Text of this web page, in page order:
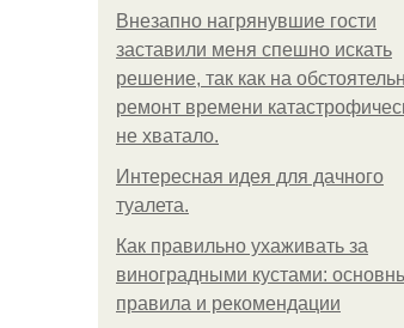
Внезапно нагрянувшие гости
заставили меня спешно искать
решение, так как на
ремонт времени
не хватало.
Интересная идея для дачного
туалета.
Как правильно ухаживать за
виноградными кустами:
правила и рекомендации